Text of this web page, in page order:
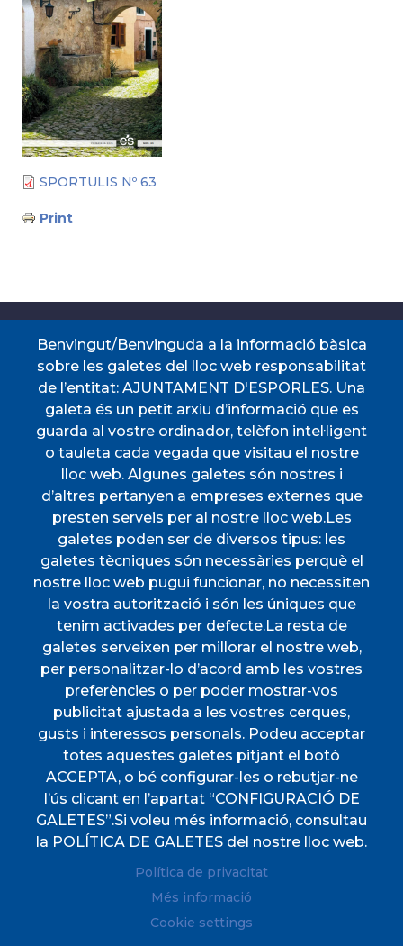
SPORTULIS Nº 63
Print
Accessos directes
CERTIFICAT DE VIATGE PERFIL DEL
CONTRACTANT
PORTAL DE
TRANSPARÈNCIA
SEU ELECTRÒNICA
TAULER D'ANUNCIS
TRANSPORT
Menú
INICI
AJUNTAMENT
DESCOBREIX ESPORLES
VIURE A ESPORLES
TOTES LES NOTÍCIES
CIF P0702000A. CP: 07190
Direccions
Plaça de l'Ajuntament, 1
(+34) 971 61 00 02
(+34) 971 61 04 45
Benvingut/Benvinguda a la informació bàsica
sobre les galetes del lloc web responsabilitat
de l’entitat: AJUNTAMENT D'ESPORLES. Una
galeta és un petit arxiu d’informació que es
guarda al vostre ordinador, telèfon intel·ligent
o tauleta cada vegada que visitau el nostre
lloc web. Algunes galetes són nostres i
d’altres pertanyen a empreses externes que
presten serveis per al nostre lloc web.Les
galetes poden ser de diversos tipus: les
galetes tècniques són necessàries perquè el
nostre lloc web pugui funcionar, no necessiten
la vostra autorització i són les úniques que
tenim activades per defecte.La resta de
galetes serveixen per millorar el nostre web,
per personalitzar-lo d’acord amb les vostres
preferències o per poder mostrar-vos
publicitat ajustada a les vostres cerques,
gusts i interessos personals. Podeu acceptar
totes aquestes galetes pitjant el botó
ACCEPTA, o bé configurar-les o rebutjar-ne
l’ús clicant en l’apartat “CONFIGURACIÓ DE
GALETES”.Si voleu més informació, consultau
la POLÍTICA DE GALETES del nostre lloc web.
Política de privacitat
Més informació
Cookie settings